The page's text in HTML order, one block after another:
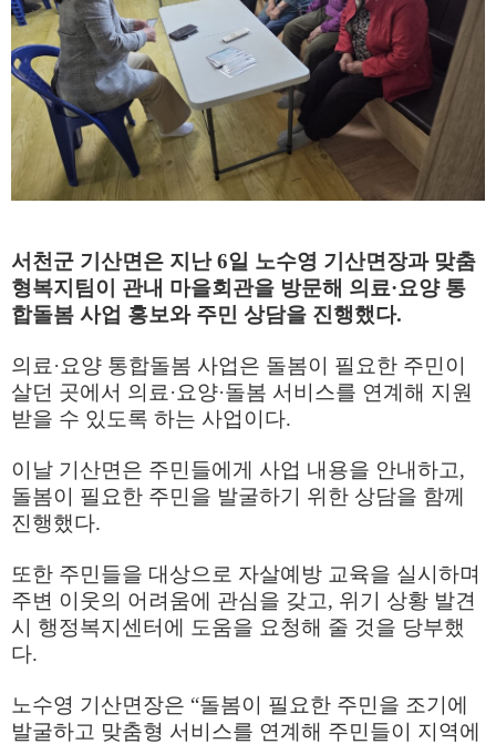
서천군 기산면은 지난6일 노수영 기산면장과 맞춤
형복지팀이 관내 마을회관을 방문해 의료·요양 통
합돌봄 사업 홍보와 주민 상담을 진행했다.
의료 ·요양 통합돌봄 사업은 돌봄이 필요한 주민이
살던 곳에서 의료 ·요양·돌봄 서비스를 연계해 지원
받을 수 있도록 하는 사업이다.
이날 기산면은 주민들에게 사업 내용을 안내하고,
돌봄이 필요한 주민을 발굴하기 위한 상담을 함께
진행했다.
또한 주민들을 대상으로 자살예방 교육을 실시하며
주변 이웃의 어려움에 관심을 갖고, 위기 상황 발견
시 행정복지센터에 도움을 요청해 줄 것을 당부했
다.
노수영 기산면장은 “돌봄이 필요한 주민을 조기에
발굴하고 맞춤형 서비스를 연계해 주민들이 지역에